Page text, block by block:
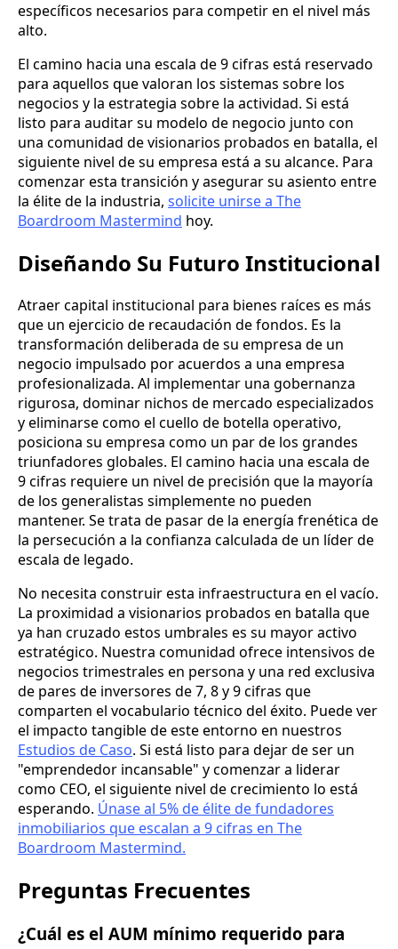
específicos necesarios para competir en el nivel más
alto.
El camino hacia una escala de 9 cifras está reservado
para aquellos que valoran los sistemas sobre los
negocios y la estrategia sobre la actividad. Si está
listo para auditar su modelo de negocio junto con
una comunidad de visionarios probados en batalla, el
siguiente nivel de su empresa está a su alcance. Para
comenzar esta transición y asegurar su asiento entre
la élite de la industria, solicite unirse a The
Boardroom Mastermind hoy.
Diseñando Su Futuro Institucional
Atraer capital institucional para bienes raíces es más
que un ejercicio de recaudación de fondos. Es la
transformación deliberada de su empresa de un
negocio impulsado por acuerdos a una empresa
profesionalizada. Al implementar una gobernanza
rigurosa, dominar nichos de mercado especializados
y eliminarse como el cuello de botella operativo,
posiciona su empresa como un par de los grandes
triunfadores globales. El camino hacia una escala de
9 cifras requiere un nivel de precisión que la mayoría
de los generalistas simplemente no pueden
mantener. Se trata de pasar de la energía frenética de
la persecución a la confianza calculada de un líder de
escala de legado.
No necesita construir esta infraestructura en el vacío.
La proximidad a visionarios probados en batalla que
ya han cruzado estos umbrales es su mayor activo
estratégico. Nuestra comunidad ofrece intensivos de
negocios trimestrales en persona y una red exclusiva
de pares de inversores de 7, 8 y 9 cifras que
comparten el vocabulario técnico del éxito. Puede ver
el impacto tangible de este entorno en nuestros
Estudios de Caso. Si está listo para dejar de ser un
"emprendedor incansable" y comenzar a liderar
como CEO, el siguiente nivel de crecimiento lo está
esperando. Únase al 5% de élite de fundadores
inmobiliarios que escalan a 9 cifras en The
Boardroom Mastermind.
Preguntas Frecuentes
¿Cuál es el AUM mínimo requerido para